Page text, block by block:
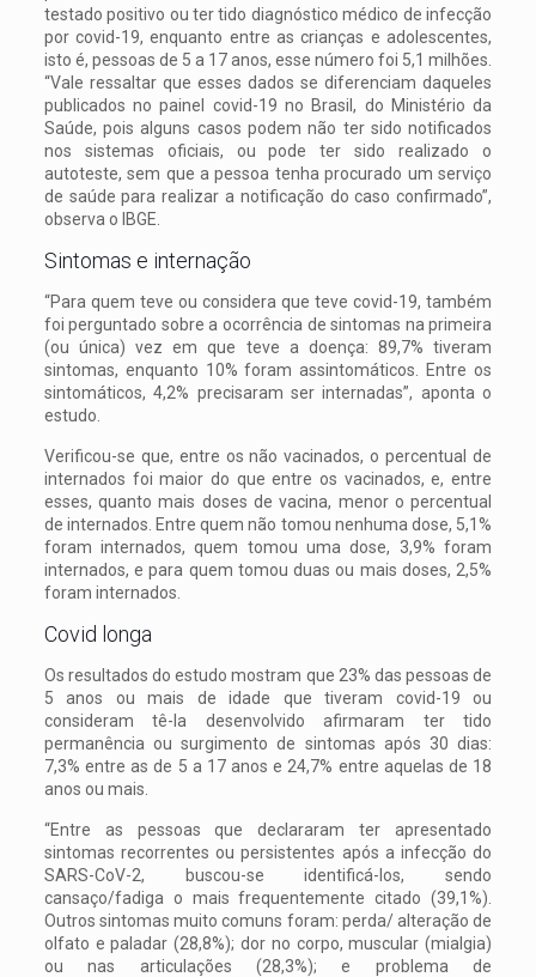
testado positivo ou ter tido diagnóstico médico de infecção
por covid-19, enquanto entre as crianças e adolescentes,
isto é, pessoas de 5 a 17 anos, esse número foi 5,1 milhões.
“Vale ressaltar que esses dados se diferenciam daqueles
publicados no painel covid-19 no Brasil, do Ministério da
Saúde, pois alguns casos podem não ter sido notificados
nos sistemas oficiais, ou pode ter sido realizado o
autoteste, sem que a pessoa tenha procurado um serviço
de saúde para realizar a notificação do caso confirmado”,
observa o IBGE.
Sintomas e internação
“Para quem teve ou considera que teve covid-19, também
foi perguntado sobre a ocorrência de sintomas na primeira
(ou única) vez em que teve a doença: 89,7% tiveram
sintomas, enquanto 10% foram assintomáticos. Entre os
sintomáticos, 4,2% precisaram ser internadas”, aponta o
estudo.
Verificou-se que, entre os não vacinados, o percentual de
internados foi maior do que entre os vacinados, e, entre
esses, quanto mais doses de vacina, menor o percentual
de internados. Entre quem não tomou nenhuma dose, 5,1%
foram internados, quem tomou uma dose, 3,9% foram
internados, e para quem tomou duas ou mais doses, 2,5%
foram internados.
Covid longa
Os resultados do estudo mostram que 23% das pessoas de
5 anos ou mais de idade que tiveram covid-19 ou
consideram tê-la desenvolvido afirmaram ter tido
permanência ou surgimento de sintomas após 30 dias:
7,3% entre as de 5 a 17 anos e 24,7% entre aquelas de 18
anos ou mais.
“Entre as pessoas que declararam ter apresentado
sintomas recorrentes ou persistentes após a infecção do
SARS-CoV-2, buscou-se identificá-los, sendo
cansaço/fadiga o mais frequentemente citado (39,1%).
Outros sintomas muito comuns foram: perda/ alteração de
olfato e paladar (28,8%); dor no corpo, muscular (mialgia)
ou nas articulações (28,3%); e problema de